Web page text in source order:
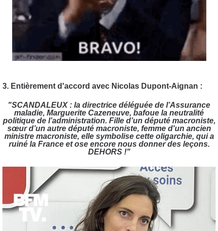
3. Entièrement d'accord avec Nicolas Dupont-Aignan :
"SCANDALEUX : la directrice déléguée de l’Assurance
maladie, Marguerite Cazeneuve, bafoue la neutralité
politique de l’administration. Fille d’un député macroniste,
sœur d’un autre député macroniste, femme d'un ancien
ministre macroniste, elle symbolise cette oligarchie, qui a
ruiné la France et ose encore nous donner des leçons.
DEHORS !"